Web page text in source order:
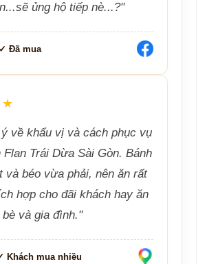
ủng hộ tiếp nè...?"
Đã mua
về khẩu vị và cách phục vụ
Flan Trái Dừa Sài Gòn. Bánh
và béo vừa phải, nên ăn rất
hợp cho đãi khách hay ăn
bè và gia đình."
Khách mua nhiều